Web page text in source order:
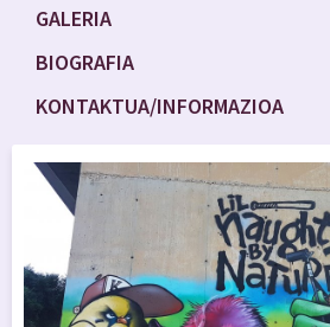
GALERIA
BIOGRAFIA
KONTAKTUA/INFORMAZIOA